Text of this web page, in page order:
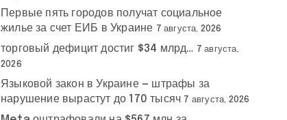
Первые пять городов получат социальное
жилье за счет ЕИБ в Украине 7 августа, 2026
торговый дефицит достиг $34 млрд… 7 августа,
2026
Языковой закон в Украине — штрафы за
нарушение вырастут до 170 тысяч 7 августа, 2026